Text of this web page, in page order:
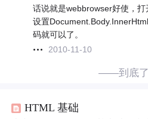
话说就是webbrowser好使，
设置
码就可以了。
2010-11-10
——到底
HTML 基础